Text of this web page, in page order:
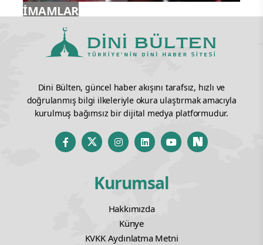
İMAMLAR
Dini Bülten, güncel haber akışını tarafsız, hızlı ve
doğrulanmış bilgi ilkeleriyle okura ulaştırmak amacıyla
kurulmuş bağımsız bir dijital medya platformudur.
Kurumsal
Hakkımızda
Künye
KVKK Aydınlatma Metni